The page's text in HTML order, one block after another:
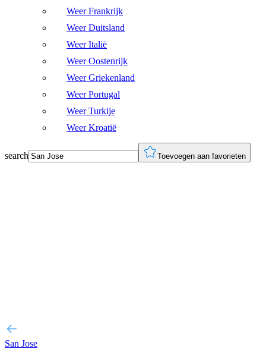
Weer Frankrijk
Weer Duitsland
Weer Italië
Weer Oostenrijk
Weer Griekenland
Weer Portugal
Weer Turkije
Weer Kroatië
search Toevoegen aan favorieten
San Jose